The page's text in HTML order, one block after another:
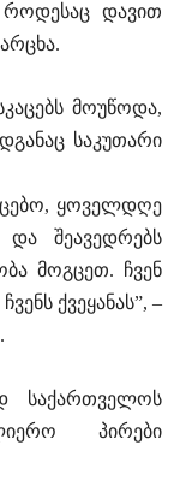
როდესაც დავით
მოუწოდა,
საკუთარი
ყოველდღე
შეავედრებს
მოგცეთ. ჩვენ
ქვეყანას”, –
საქართველოს
პირები